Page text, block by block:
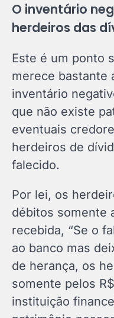
O inventário
herdeiros das
Este é um ponto
merece bastante
inventário
que não existe
eventuais
herdeiros de
falecido.
Por lei, os
débitos somente
recebida, “Se o
ao banco mas
de herança, os
somente pelos
instituição